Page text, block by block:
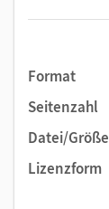
Format
Seitenzahl
Datei/Größe
Lizenzform